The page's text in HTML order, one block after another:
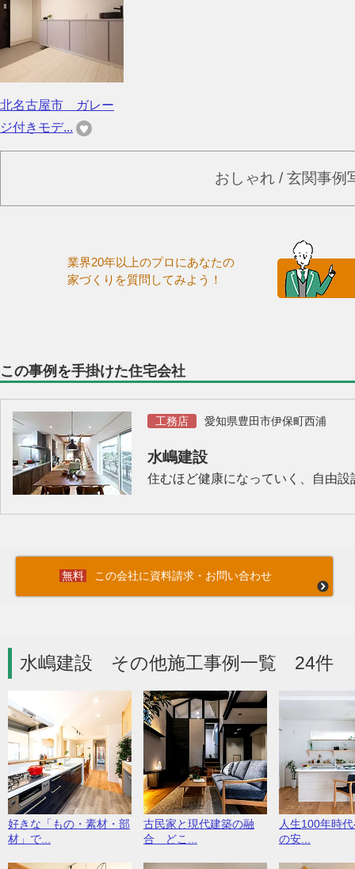
北名古屋市 ガレー
ジ付きモデ...
おしゃれ / 玄関事例
業界20年以上のプロにあなたの
家づくりを質問してみよう！
この事例を手掛けた住宅会社
工務店 愛知県豊田市伊保町西浦
水嶋建設
住むほど健康になっていく、自由設
この会社に資料請求・お問い合わせ
水嶋建設 その他施工事例一覧 24件
好きな「もの・素材・部
材」で...
古民家と現代建築の融
合 どこ...
人生100年時
の安...